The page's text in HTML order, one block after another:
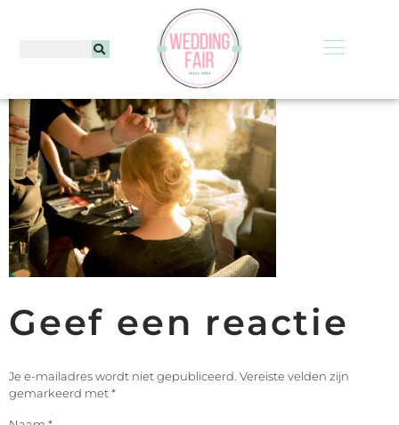
Geef een reactie
Je e-mailadres wordt niet gepubliceerd. Vereiste velden zijn
gemarkeerd met*